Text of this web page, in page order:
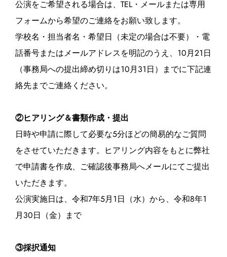
公演をご希望される場合は、TEL・メールまたは専用
フォームから希望のご連絡をお願い致します。
学校名・担当者名・希望日（未定の場合は不要）・電
話番号またはメールアドレスを明記のうえ、10月21日
（事務局への提出締め切りは10月31日）までに下記連
絡先までご連絡ください。
②ヒアリング＆書類作成・提出
日時や申請に際して必要な5分ほどの簡易的なご質問
をさせていただきます。ヒアリング内容をもとに弊社
で申請書を作成、ご確認後事務局へメールにてご提出
いただきます。
公演実施日は、令和7年5月1日（水）から、令和8年1
月30日（金）まで
③採択通知